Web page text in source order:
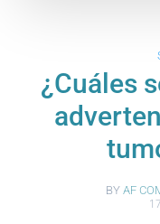
¿Cuáles
BY AF